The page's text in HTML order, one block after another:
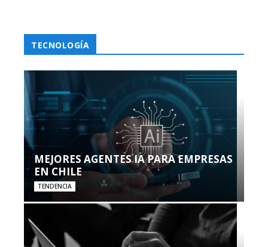
TECNOLOGÍA
MEJORES AGENTES IA PARA EMPRESAS
EN CHILE
TENDENCIA